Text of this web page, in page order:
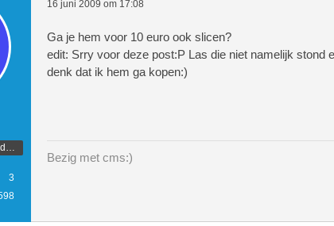
3
16 juni 2009 om 17:08
Ga je hem voor 10 euro ook slicen?
edit: Srry voor deze post:P Las die niet namelijk stond
denk dat ik hem ga kopen:)
Bezig met cms:)